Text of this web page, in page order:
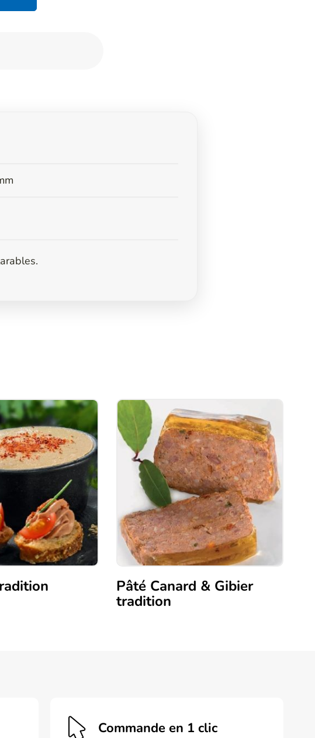
Pâté Canard & Gibier
tradition
Commande en 1 clic